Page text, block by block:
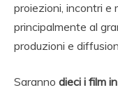
proiezioni, incontri e
principalmente al
produzioni e
Saranno dieci i film